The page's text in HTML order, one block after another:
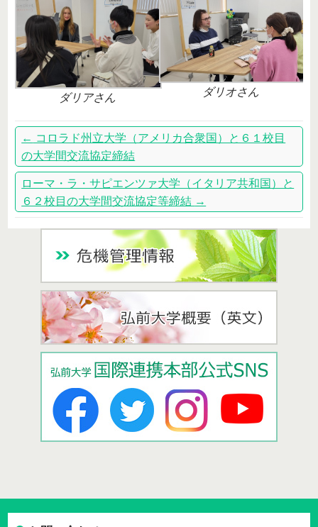
ダリアさん
ダリオさん
← コロラド州立大学（アメリカ合衆国）と６１校目
の大学間交流協定締結
ローマ・ラ・サピエンツァ大学（イタリア共和国）と
６２校目の大学間交流協定等締結 →